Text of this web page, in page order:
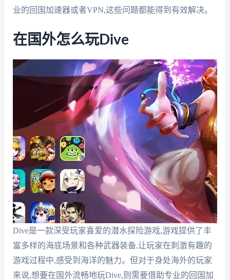
业的回国加速器或者VPN,这些问题都能得到有效解决。
在国外怎么玩Dive
Dive是一款深受玩家喜爱的潜水探险游戏,游戏提供了丰
富多样的海底场景和各种武器装备,让玩家在刺激有趣的
游戏过程中,感受到海洋的魅力。但对于身处海外的玩家
来说,想要在国外流畅地玩Dive,则需要借助专业的回国加